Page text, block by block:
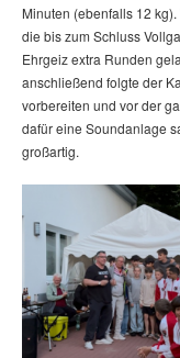
Minuten (ebenfalls 12
die bis zum Schluss
Ehrgeiz extra Runden
anschließend folgte der
vorbereiten und vor der
dafür eine Soundanlage
großartig.